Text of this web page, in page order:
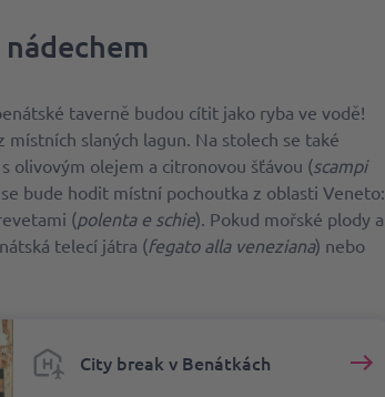
taverně budou cítit jako ryba ve vodě!
místních slaných lagun. Na stolech se také
olivovým olejem a citronovou šťávou (scampi
bude hodit místní pochoutka z oblasti Veneto:
(polenta e schie). Pokud mořské plody a
telecí játra (fegato alla veneziana) nebo
City break v Benátkách